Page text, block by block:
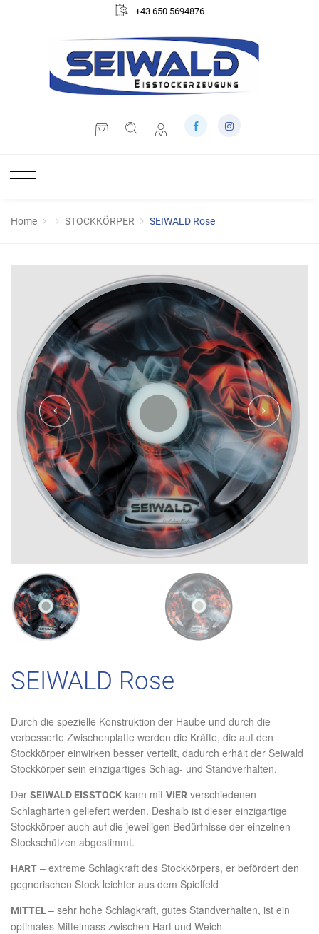
+43 650 5694876
Home STOCKKÖRPER SEIWALD Rose
SEIWALD Rose
Durch die spezielle Konstruktion der Haube und durch die
verbesserte Zwischenplatte werden die Kräfte, die auf den
Stockkörper einwirken besser verteilt, dadurch erhält der Seiwald
Stockkörper sein einzigartiges Schlag- und Standverhalten.
Der SEIWALD EISSTOCK kann mit VIER verschiedenen
Schlaghärten geliefert werden. Deshalb ist dieser einzigartige
Stockkörper auch auf die jeweiligen Bedürfnisse der einzelnen
Stockschützen abgestimmt.
HART – extreme Schlagkraft des Stockkörpers, er befördert den
gegnerischen Stock leichter aus dem Spielfeld
MITTEL– sehr hohe Schlagkraft, gutes Standverhalten, ist ein
optimales Mittelmass zwischen Hart und Weich